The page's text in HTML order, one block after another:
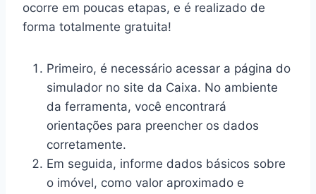
ocorre em poucas etapas, e é realizado de
forma totalmente gratuita!
Primeiro, é necessário acessar a página do
simulador no site da Caixa. No ambiente
da ferramenta, você encontrará
orientações para preencher os dados
corretamente.
Em seguida, informe dados básicos sobre
o imóvel, como valor aproximado e